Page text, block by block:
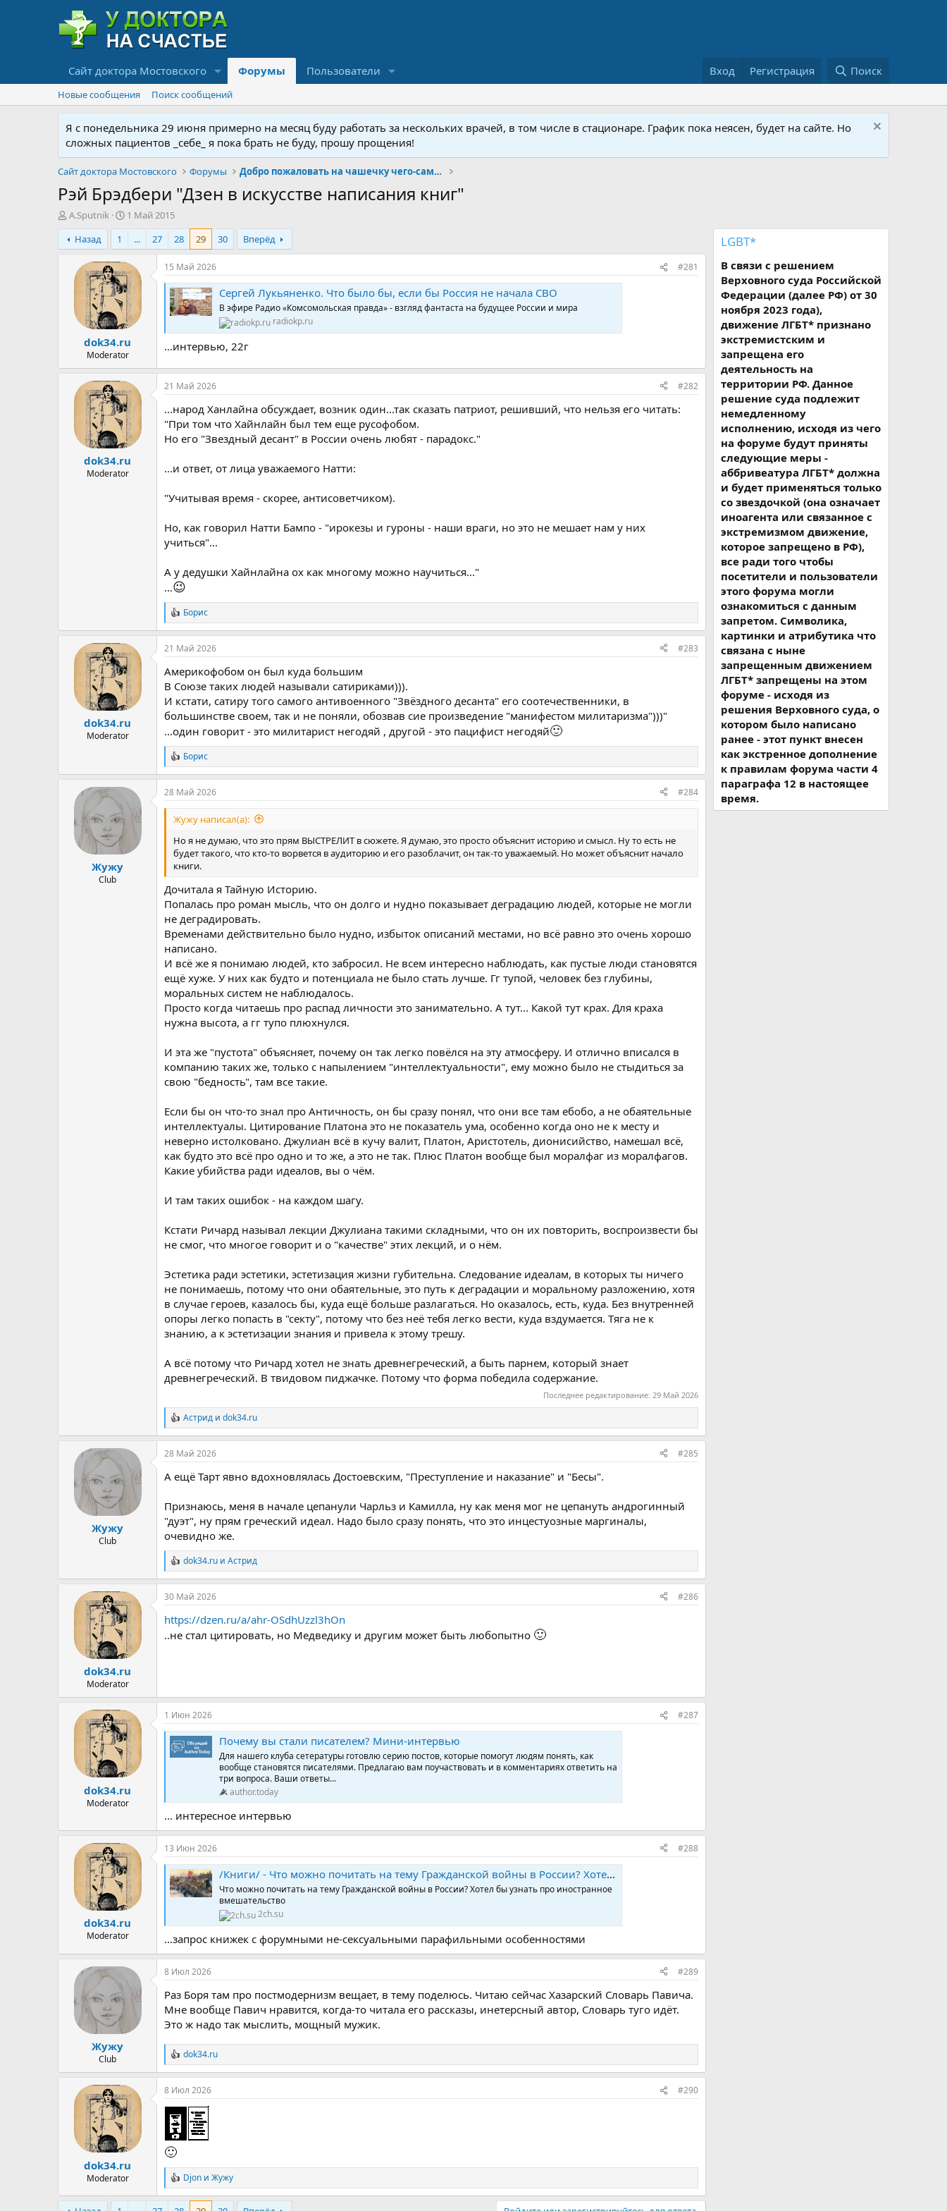
Сайт доктора Мостовского Форумы Пользователи Вход Регистрация Поиск
Новые сообщения Поиск сообщений
Я с понедельника 29 июня примерно на месяц буду работать за нескольких врачей, в том числе в стационаре. График пока неясен, будет на сайте. Но
сложных пациентов _себе_ я пока брать не буду, прошу прощения!
Сайт доктора Мостовского Форумы Добро пожаловать на чашечку чего-сами-знаете :)
Рэй Брэдбери "Дзен в искусстве написания книг"
А
в
т
о
ы
A.Sputnik
Д
а
а
н
а
ч
а
л
а
1 Май 2015
Назад
1 ... 27 28 29 30 Вперёд
dok34.ru
Moderator
15 Май 2026 #281
Сергей Лукьяненко. Что было бы, если бы Россия не начала СВО
В эфире Радио «Комсомольская правда» - взгляд фантаста на будущее России и мира
radiokp.ru
...интервью, 22г
dok34.ru
Moderator
21 Май 2026 #282
...народ Ханлайна обсуждает, возник один...так сказать патриот, решивший, что нельзя его читать:
"При том что Хайнлайн был тем еще русофобом.
Но его "Звездный десант" в России очень любят - парадокс."
...и ответ, от лица уважаемого Натти:
"Учитывая время - скорее, антисоветчиком).
Но, как говорил Натти Бампо - "ирокезы и гуроны - наши враги, но это не мешает нам у них
учиться"...
А у дедушки Хайнлайна ох как многому можно научиться..."
...😉
Р
е
а
к
и
и
:
Борис
dok34.ru
Moderator
21 Май 2026 #283
Америкофобом он был куда большим
В Союзе таких людей называли сатириками))).
И кстати, сатиру того самого антивоенного "Звёздного десанта" его соотечественники, в
большинстве своем, так и не поняли, обозвав сие произведение "манифестом милитаризма")))"
...один говорит - это милитарист негодяй , другой - это пацифист негодяй🙂
Р
е
а
к
ц
и
Борис
Жужу
Club
28 Май 2026 #284
Жужу написал(а):
Но я не думаю, что это прям ВЫСТРЕЛИТ в сюжете. Я думаю, это просто объяснит историю и смысл. Ну то есть не
будет такого, что кто-то ворвется в аудиторию и его разоблачит, он так-то уважаемый. Но может объяснит начало
книги.
Дочитала я Тайную Историю.
Попалась про роман мысль, что он долго и нудно показывает деградацию людей, которые не могли
не деградировать.
Временами действительно было нудно, избыток описаний местами, но всё равно это очень хорошо
написано.
И всё же я понимаю людей, кто забросил. Не всем интересно наблюдать, как пустые люди становятся
ещё хуже. У них как будто и потенциала не было стать лучше. Гг тупой, человек без глубины,
моральных систем не наблюдалось.
Просто когда читаешь про распад личности это занимательно. А тут... Какой тут крах. Для краха
нужна высота, а гг тупо плюхнулся.
И эта же "пустота" объясняет, почему он так легко повёлся на эту атмосферу. И отлично вписался в
компанию таких же, только с напылением "интеллектуальности", ему можно было не стыдиться за
свою "бедность", там все такие.
Если бы он что-то знал про Античность, он бы сразу понял, что они все там ебобо, а не обаятельные
интеллектуалы. Цитирование Платона это не показатель ума, особенно когда оно не к месту и
неверно истолковано. Джулиан всё в кучу валит, Платон, Аристотель, дионисийство, намешал всё,
как будто это всё про одно и то же, а это не так. Плюс Платон вообще был моралфаг из моралфагов.
Какие убийства ради идеалов, вы о чём.
И там таких ошибок - на каждом шагу.
Кстати Ричард называл лекции Джулиана такими складными, что он их повторить, воспроизвести бы
не смог, что многое говорит и о "качестве" этих лекций, и о нём.
Эстетика ради эстетики, эстетизация жизни губительна. Следование идеалам, в которых ты ничего
не понимаешь, потому что они обаятельные, это путь к деградации и моральному разложению, хотя
в случае героев, казалось бы, куда ещё больше разлагаться. Но оказалось, есть, куда. Без внутренней
опоры легко попасть в "секту", потому что без неё тебя легко вести, куда вздумается. Тяга не к
знанию, а к эстетизации знания и привела к этому трешу.
А всё потому что Ричард хотел не знать древнегреческий, а быть парнем, который знает
древнегреческий. В твидовом пиджачке. Потому что форма победила содержание.
Последнее редактирование: 29 Май 2026
Р
е
а
к
и
:
Астрид и dok34.ru
Жужу
Club
28 Май 2026 #285
А ещё Тарт явно вдохновлялась Достоевским, "Преступление и наказание" и "Бесы".
Признаюсь, меня в начале цепанули Чарльз и Камилла, ну как меня мог не цепануть андрогинный
"дуэт", ну прям греческий идеал. Надо было сразу понять, что это инцестуозные маргиналы,
очевидно же.
Р
е
а
к
и
и
dok34.ru и Астрид
dok34.ru
Moderator
30 Май 2026 #286
https://dzen.ru/a/ahr-OSdhUzzl3hOn
..не стал цитировать, но Медведику и другим может быть любопытно 🙂
dok34.ru
Moderator
1 Июн 2026 #287
Почему вы стали писателем? Мини-интервью
Для нашего клуба сетературы готовлю серию постов, которые помогут людям понять, как
вообще становятся писателями. Предлагаю вам поучаствовать и в комментариях ответить на
три вопроса. Ваши ответы...
author.today
... интересное интервью
dok34.ru
Moderator
13 Июн 2026 #288
/Книги/ - Что можно почитать на тему Гражданской войны в России? Хотел бы узнать про иностранное вмешательство
Что можно почитать на тему Гражданской войны в России? Хотел бы узнать про иностранное
вмешательство
2ch.su
...запрос книжек с форумными не-сексуальными парафильными особенностями
Жужу
Club
8 Июл 2026 #289
Раз Боря там про постмодернизм вещает, в тему поделюсь. Читаю сейчас Хазарский Словарь Павича.
Мне вообще Павич нравится, когда-то читала его рассказы, инетерсный автор, Словарь туго идёт.
Это ж надо так мыслить, мощный мужик.
Р
е
а
к
ц
и
и
:
dok34.ru
dok34.ru
Moderator
8 Июл 2026 #290
🙂
Р
е
а
Djon и Жужу
LGBT*
В связи с решением
Верховного суда Российской
Федерации (далее РФ) от 30
ноября 2023 года),
движение ЛГБТ* признано
экстремистским и
запрещена его
деятельность на
территории РФ. Данное
решение суда подлежит
немедленному
исполнению, исходя из чего
на форуме будут приняты
следующие меры -
аббривеатура ЛГБТ* должна
и будет применяться только
со звездочкой (она означает
иноагента или связанное с
экстремизмом движение,
которое запрещено в РФ),
все ради того чтобы
посетители и пользователи
этого форума могли
ознакомиться с данным
запретом. Символика,
картинки и атрибутика что
связана с ныне
запрещенным движением
ЛГБТ* запрещены на этом
форуме - исходя из
решения Верховного суда, о
котором было написано
ранее - этот пункт внесен
как экстренное дополнение
к правилам форума части 4
параграфа 12 в настоящее
время.